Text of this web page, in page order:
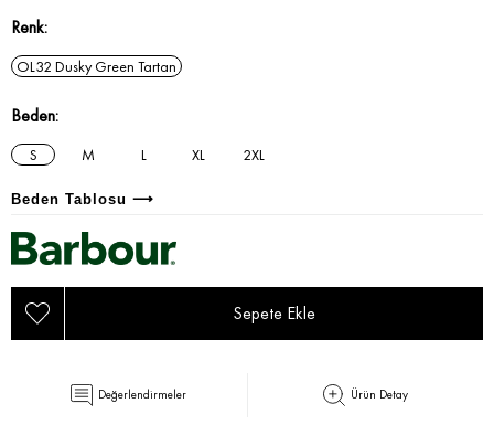
Renk
OL32 Dusky Green Tartan
Beden
S M L XL 2XL
Beden Tablosu ⟶
Değerlendirmeler Ürün Detay